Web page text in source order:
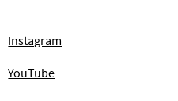
Instagram
YouTube